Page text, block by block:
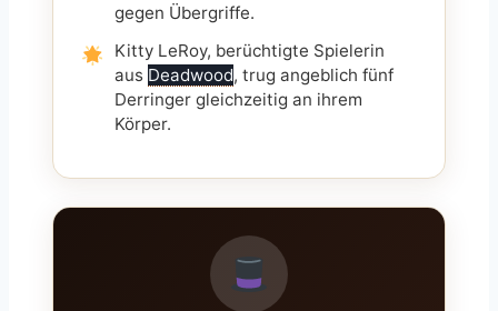
gegen Übergriffe.
Kitty LeRoy, berüchtigte Spielerin
aus Deadwood, trug angeblich fünf
Derringer gleichzeitig an ihrem
Körper.